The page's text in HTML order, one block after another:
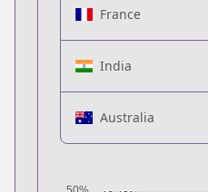
France
India
Australia